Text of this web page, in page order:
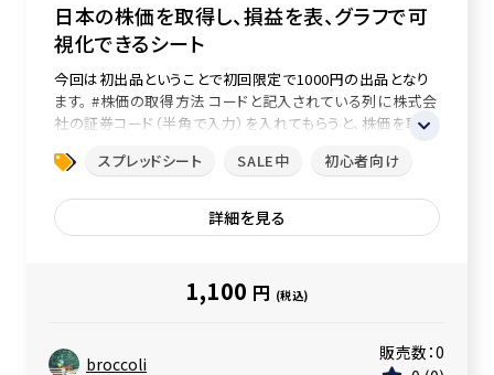
日本の株価を取得し、損益を表、グラフで可
視化できるシート
今回は初出品ということで初回限定で1000円の出品となり
ます。 #株価の取得方法 コードと記入されている列に株式会
社の証券コード（半角で入力）を入れてもらうと、株価を取
スプレッドシート SALE中 初心者向け
詳細を見る
1,100 円 (税込)
broccoli
販売数：0